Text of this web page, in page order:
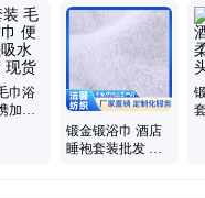
、小辫子毛巾、珊瑚绒手巾、珊
棉毛巾、礼品毛巾、床品四件套
生宿舍床品三件套、儿童毛巾、
巾浴
加厚
锻金锻浴巾 酒店
睡袍套装批发 不